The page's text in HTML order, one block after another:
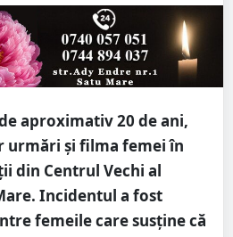
aproximativ 20 de ani,
urmări și filma femei în
din Centrul Vechi al
Incidentul a fost
femeile care susține că